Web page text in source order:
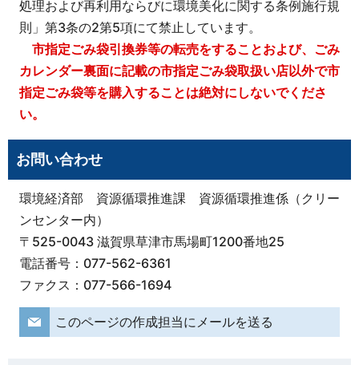
処理および再利用ならびに環境美化に関する条例施行規
則」第3条の2第5項にて禁止しています。
市指定ごみ袋引換券等の転売をすることおよび、ごみ
カレンダー裏面に記載の市指定ごみ袋取扱い店以外で市
指定ごみ袋等を購入することは絶対にしないでくださ
い。
お問い合わせ
環境経済部 資源循環推進課 資源循環推進係（クリー
ンセンター内）
〒525-0043 滋賀県草津市馬場町1200番地25
電話番号：077-562-6361
ファクス：077-566-1694
このページの作成担当にメールを送る